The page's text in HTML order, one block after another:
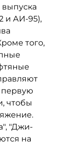
и АИ-95),
того,
первую
чтобы
"Джи-
на